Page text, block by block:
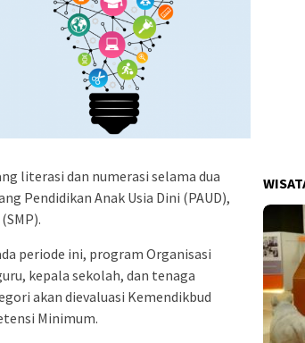
literasi dan numerasi selama dua
Pendidikan Anak Usia Dini (PAUD),
periode ini, program Organisasi
kepala sekolah, dan tenaga
akan dievaluasi Kemendikbud
Minimum.